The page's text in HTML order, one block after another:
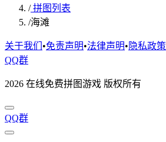
/拼图列表
/海滩
关于我们 •免责声明•法律声明• 隐私政策
QQ群
2026 在线免费拼图游戏 版权所有
QQ群